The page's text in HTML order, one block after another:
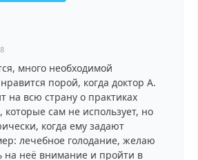
много необходимой
порой, когда доктор А.
на всю страну о практиках
которые сам не использует, но
когда ему задают
лечебное голодание, желаю
на неё внимание и пройти в